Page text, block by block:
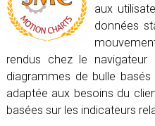
aux
données
rendus chez le navigateur
diagrammes de bulle
adaptée aux besoins du
basées sur les indicateurs